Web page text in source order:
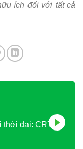
ích đối với tất cả
thời đại: CR7 số